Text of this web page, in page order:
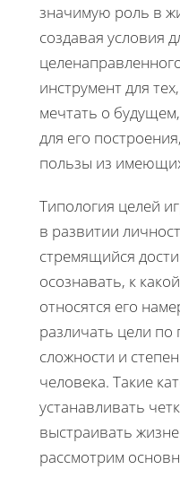
значимую роль в
создавая условия
инструмент для
мечтать о
для его
пользы из
Типология целей
в развитии
стремящийся
осознавать, к
относятся его
различать цели по
сложности и
человека. Такие
устанавливать
выстраивать
рассмотрим